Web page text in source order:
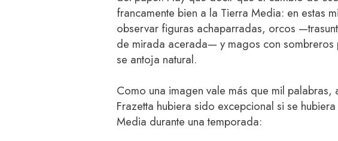
francamente bien a la Tierra Media: en estas
observar figuras achaparradas, orcos
de mirada acerada— y magos con sombreros
se antoja natural.
Como una imagen vale más que mil
Frazetta hubiera sido excepcional si se
Media durante una temporada: